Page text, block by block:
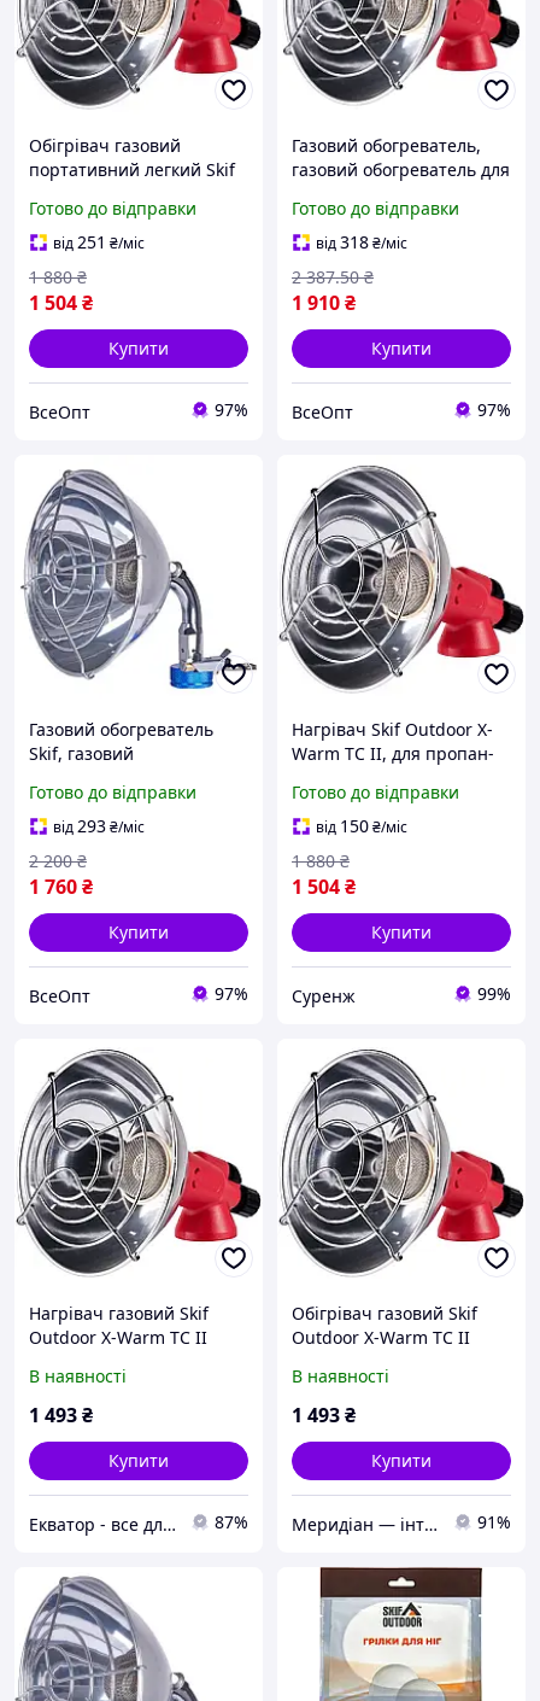
Обігрівач газовий
портативний легкий Skif
пропан-бутанових
різьбових балонів
Готово до відправки
від251 ₴/міс
1 504₴
1 880 ₴
Купити
ВсеОпт 97%
Газовий обогреватель,
газовий обогреватель для
локального тепла,
потужність 0.82 кВт,
витрата 60 г/год
Готово до відправки
від318₴/міс
1 910₴
2 387.50 ₴
Купити
ВсеОпт 97%
Газовий обогреватель
Skif, газовий
обогреватель для лагеря,
обогреватель с
пьезоэлементом,
потужність 820 Вт
Готово до відправки
від293₴/міс
1 760₴
2 200 ₴
Купити
ВсеОпт 97%
Нагрівач Skif Outdoor X-
Warm TC II, для пропан-
Готово до відправки
від 150₴/міс
1 504₴
1 880 ₴
Купити
Суренж 99%
Нагрівач газовий Skif
Outdoor X-Warm TC II
В наявності
1 493₴
Купити
Екватор - все для риболовлі, туризму та активного відпочинку 87%
Обігрівач газовий Skif
Outdoor X-Warm TC II
В наявності
1 493₴
Купити
Меридіан — інтернет-магазин одягу та спорядження для туризму, кемпінгу та риболовлі 91%